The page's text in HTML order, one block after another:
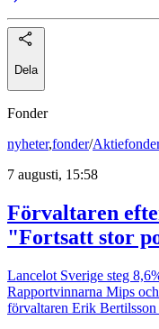
Dela
Fonder
nyheter,fonder/
7 augusti, 15:58
Förvaltaren
"Fortsatt stor
Lancelot Sverige steg
Rapportvinnarna Mips
förvaltaren Erik